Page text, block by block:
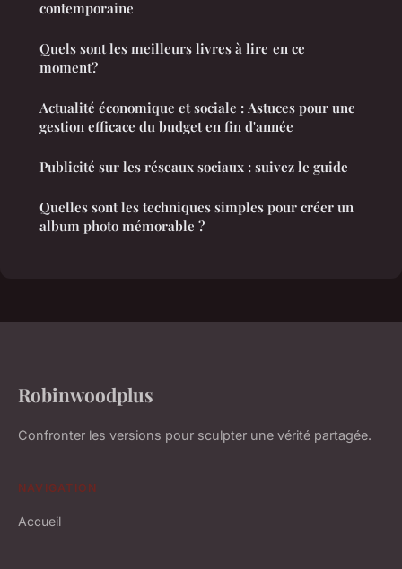
contemporaine
Quels sont les meilleurs livres à lire en ce
moment?
Actualité économique et sociale : Astuces pour une
gestion efficace du budget en fin d'année
Publicité sur les réseaux sociaux : suivez le guide
Quelles sont les techniques simples pour créer un
album photo mémorable ?
Robinwoodplus
Confronter les versions pour sculpter une vérité partagée.
NAVIGATION
Accueil